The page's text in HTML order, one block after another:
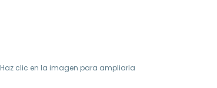
Haz clic en la imagen para ampliarla